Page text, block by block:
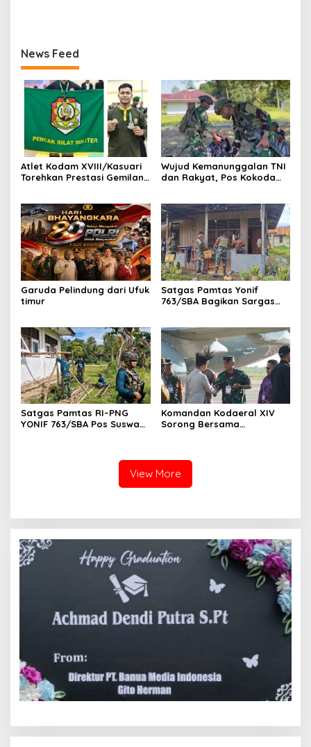
News Feed
Atlet Kodam XVIII/Kasuari
Torehkan Prestasi Gemilang
Barat Daya 2026
Wujud Kemanunggalan TNI
dan Rakyat, Pos Kokoda
Taarof
Garuda Pelindung dari Ufuk
timur
Satgas Pamtas Yonif
763/SBA Bagikan Sargas
Satgas Pamtas RI–PNG
YONIF 763/SBA Pos Suswa
Komandan Kodaeral XIV
Sorong Bersama
View More